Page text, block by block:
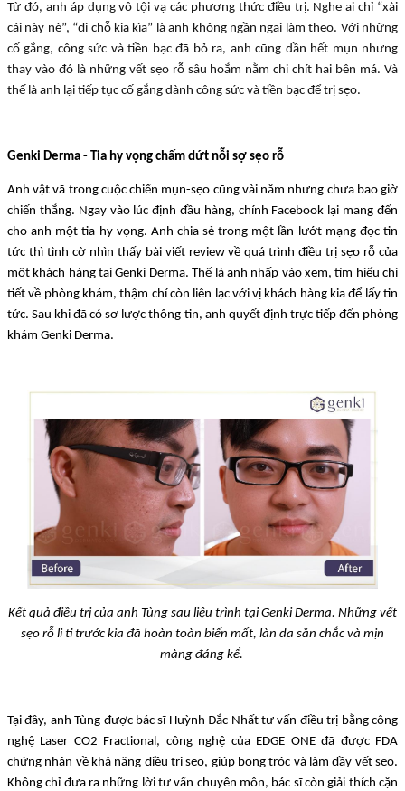
Từ đó, anh áp dụng vô tội vạ các phương thức điều trị. Nghe ai chỉ “xài
cái này nè”, “đi chỗ kia kìa” là anh không ngần ngại làm theo. Với những
cố gắng, công sức và tiền bạc đã bỏ ra, anh cũng dần hết mụn nhưng
thay vào đó là những vết sẹo rỗ sâu hoắm nằm chi chít hai bên má. Và
thế là anh lại tiếp tục cố gắng dành công sức và tiền bạc để trị sẹo.
Genki Derma - Tia hy vọng chấm dứt nỗi sợ sẹo rỗ
Anh vật vã trong cuộc chiến mụn-sẹo cũng vài năm nhưng chưa bao giờ
chiến thắng. Ngay vào lúc định đầu hàng, chính Facebook lại mang đến
cho anh một tia hy vọng. Anh chia sẻ trong một lần lướt mạng đọc tin
tức thì tình cờ nhìn thấy bài viết review về quá trình điều trị sẹo rỗ của
một khách hàng tại Genki Derma. Thế là anh nhấp vào xem, tìm hiểu chi
tiết về phòng khám, thậm chí còn liên lạc với vị khách hàng kia để lấy tin
tức. Sau khi đã có sơ lược thông tin, anh quyết định trực tiếp đến phòng
khám Genki Derma.
Kết quả điều trị của anh Tùng sau liệu trình tại Genki Derma. Những vết
sẹo rỗ li ti trước kia đã hoàn toàn biến mất, làn da săn chắc và mịn
màng đáng kể.
Tại đây, anh Tùng được bác sĩ Huỳnh Đắc Nhất tư vấn điều trị bằng công
nghệ Laser CO2 Fractional, công nghệ của EDGE ONE đã được FDA
chứng nhận về khả năng điều trị sẹo, giúp bong tróc và làm đầy vết sẹo.
Không chỉ đưa ra những lời tư vấn chuyên môn, bác sĩ còn giải thích cặn